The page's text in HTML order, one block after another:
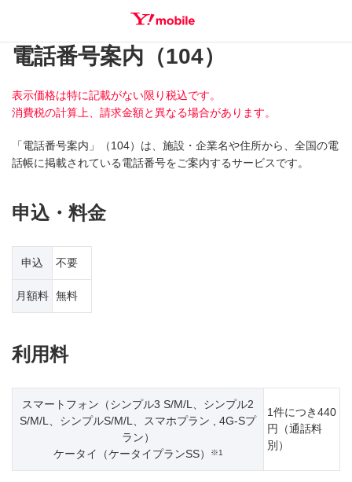
SEARCH
電話番号案内（104）
表示価格は特に記載がない限り税込です。
消費税の計算上、請求金額と異なる場合があります。
「電話番号案内」（104）は、施設・企業名や住所から、全国の電
話帳に掲載されている電話番号をご案内するサービスです。
申込・料金
申込 不要
月額料 無料
利用料
スマートフォン（シンプル3 S/M/L、シンプル2
S/M/L、シンプルS/M/L、スマホプラン , 4G-Sプ
ラン）
ケータイ（ケータイプランSS）
※1
1件につき440
円
（通話料
別）